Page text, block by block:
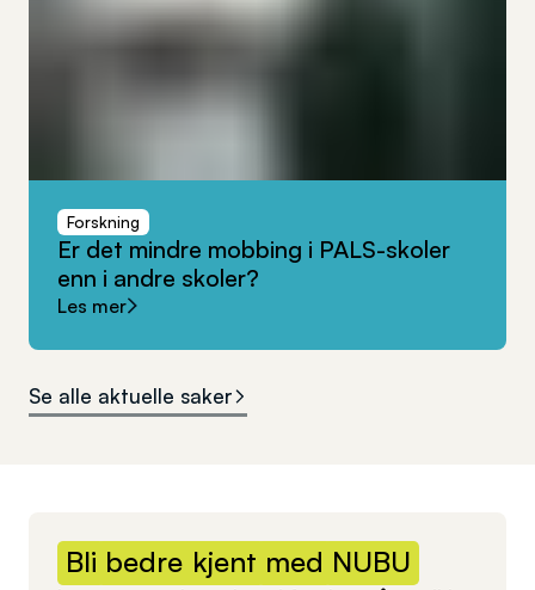
Forskning
Er det mindre mobbing i PALS-skoler
enn i andre skoler?
Les mer
Se alle aktuelle saker
Bli bedre kjent med NUBU